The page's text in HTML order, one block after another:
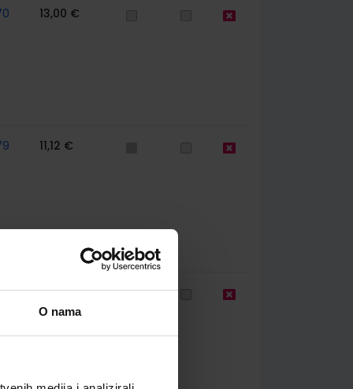
O nama
13,00 €
11,12 €
11,05 €